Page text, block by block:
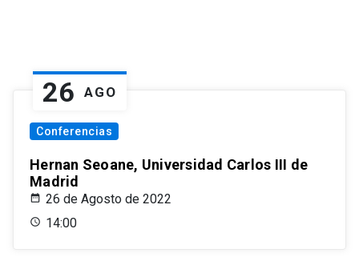
26 AGO
Conferencias
Hernan Seoane, Universidad Carlos III de
Madrid
26 de Agosto de 2022
14:00